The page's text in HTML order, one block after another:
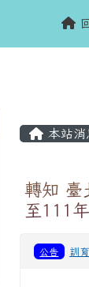
本站消
轉知 臺
至111
公告 訓